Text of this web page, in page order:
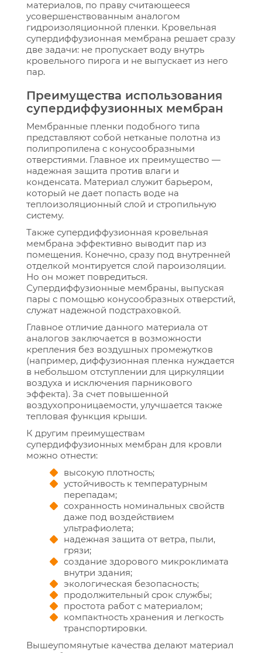
материалов, по праву считающееся
усовершенствованным аналогом
гидроизоляционной пленки. Кровельная
супердиффузионная мембрана решает сразу
две задачи: не пропускает воду внутрь
кровельного пирога и не выпускает из него
пар.
Преимущества использования
супердиффузионных мембран
Мембранные пленки подобного типа
представляют собой нетканые полотна из
полипропилена с конусообразными
отверстиями. Главное их преимущество —
надежная защита против влаги и
конденсата. Материал служит барьером,
который не дает попасть воде на
теплоизоляционный слой и стропильную
систему.
Также супердиффузионная кровельная
мембрана эффективно выводит пар из
помещения. Конечно, сразу под внутренней
отделкой монтируется слой пароизоляции.
Но он может повредиться.
Супердиффузионные мембраны, выпуская
пары с помощью конусообразных отверстий,
служат надежной подстраховкой.
Главное отличие данного материала от
аналогов заключается в возможности
крепления без воздушных промежутков
(например, диффузионная пленка нуждается
в небольшом отступлении для циркуляции
воздуха и исключения парникового
эффекта). За счет повышенной
воздухопроницаемости, улучшается также
тепловая функция крыши.
К другим преимуществам
супердиффузионных мембран для кровли
можно отнести:
высокую плотность;
устойчивость к температурным
перепадам;
сохранность номинальных свойств
даже под воздействием
ультрафиолета;
надежная защита от ветра, пыли,
грязи;
создание здорового микроклимата
внутри здания;
экологическая безопасность;
продолжительный срок службы;
простота работ с материалом;
компактность хранения и легкость
транспортировки.
Вышеупомянутые качества делают материал